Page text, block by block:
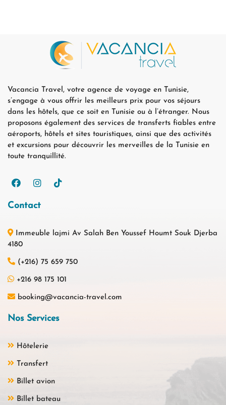
Vacancia Travel, votre agence de voyage en Tunisie,
s’engage à vous offrir les meilleurs prix pour vos séjours
dans les hôtels, que ce soit en Tunisie ou à l’étranger. Nous
proposons également des services de transferts fiables entre
aéroports, hôtels et sites touristiques, ainsi que des activités
et excursions pour découvrir les merveilles de la Tunisie en
toute tranquillité.
Contact
Immeuble lajmi Av Salah Ben Youssef Houmt Souk Djerba
4180
(+216) 75 659 750
+216 98 175 101
booking@vacancia-travel.com
Nos Services
Hôtelerie
Transfert
Billet avion
Billet bateau